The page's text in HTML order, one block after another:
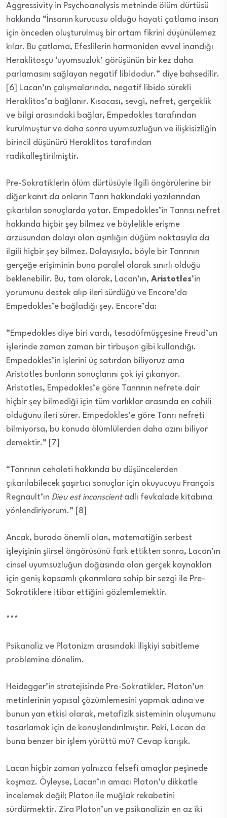
Aggressivity in Psychoanalysis metninde ölüm dürtüsü
hakkında “İnsanın kurucusu olduğu hayati çatlama insan
için önceden oluşturulmuş bir ortam fikrini düşünülemez
kılar. Bu çatlama, Efeslilerin harmoniden evvel inandığı
Heraklitosçu ‘uyumsuzluk’ görüşünün bir kez daha
parlamasını sağlayan negatif libidodur.” diye bahsedilir.
[6] Lacan’ın çalışmalarında, negatif libido sürekli
Heraklitos’a bağlanır. Kısacası, sevgi, nefret, gerçeklik
ve bilgi arasındaki bağlar, Empedokles tarafından
kurulmuştur ve daha sonra uyumsuzluğun ve ilişkisizliğin
birincil düşünürü Heraklitos tarafından
radikalleştirilmiştir.
Pre-Sokratiklerin ölüm dürtüsüyle ilgili öngörülerine bir
diğer kanıt da onların Tanrı hakkındaki yazılarından
çıkartılan sonuçlarda yatar. Empedokles’in Tanrısı nefret
hakkında hiçbir şey bilmez ve böylelikle erişme
arzusundan dolayı olan aşırılığın düğüm noktasıyla da
ilgili hiçbir şey bilmez. Dolayısıyla, böyle bir Tanrının
gerçeğe erişiminin buna paralel olarak sınırlı olduğu
beklenebilir. Bu, tam olarak, Lacan’ın, Aristotles’in
yorumunu destek alıp ileri sürdüğü ve Encore’da
Empedokles’e bağladığı şey. Encore’da:
“Empedokles diye biri vardı, tesadüfmüşçesine Freud’un
işlerinde zaman zaman bir tirbuşon gibi kullandığı.
Empedokles’in işlerini üç satırdan biliyoruz ama
Aristotles bunların sonuçlarını çok iyi çıkarıyor.
Aristotles, Empedokles’e göre Tanrının nefrete dair
hiçbir şey bilmediği için tüm varlıklar arasında en cahili
olduğunu ileri sürer. Empedokles’e göre Tanrı nefreti
bilmiyorsa, bu konuda ölümlülerden daha azını biliyor
demektir.” [7]
“Tanrının cehaleti hakkında bu düşüncelerden
çıkarılabilecek şaşırtıcı sonuçlar için okuyucuyu François
Regnault’ın Dieu est inconscient adlı fevkalade kitabına
yönlendiriyorum.” [8]
Ancak, burada önemli olan, matematiğin serbest
işleyişinin şiirsel öngörüsünü fark ettikten sonra, Lacan’ın
cinsel uyumsuzluğun doğasında olan gerçek kaynakları
için geniş kapsamlı çıkarımlara sahip bir sezgi ile Pre-
Sokratiklere itibar ettiğini gözlemlemektir.
***
Psikanaliz ve Platonizm arasındaki ilişkiyi sabitleme
problemine dönelim.
Heidegger’in stratejisinde Pre-Sokratikler, Platon’un
metinlerinin yapısal çözümlemesini yapmak adına ve
bunun yan etkisi olarak, metafizik sisteminin oluşumunu
tasarlamak için de konuşlandırılmıştır. Peki, Lacan da
buna benzer bir işlem yürüttü mü? Cevap karışık.
Lacan hiçbir zaman yalnızca felsefi amaçlar peşinede
koşmaz. Öyleyse, Lacan’ın amacı Platon’u dikkatle
incelemek değil; Platon ile muğlak rekabetini
sürdürmektir. Zira Platon’un ve psikanalizin en az iki